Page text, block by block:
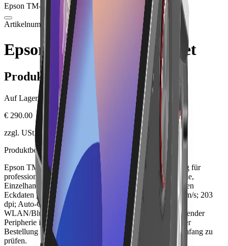
Epson TM-m30III Ethernet Bild folgt in Kürze
Artikelnummer: ETM-M3III-E Bondrucker
Epson TM-m30III Ethernet
Produktinformationen
Auf Lager.
€ 290.00
zzgl. USt., zzgl. Versandkosten
Produktbeschreibung
Epson TM-m30III Ethernet ist eine professionelle Lösung für
professionellen Belegdruck für Thekenkasse, Gastronomie,
Einzelhandel und mPOS-Arbeitsplätze. Zu den wichtigsten
Eckdaten gehören 58/80-mm-Thermodrucker; bis 300 mm/s; 203
dpi; Auto-Cutter; USB-C PD; Ethernet; je nach Variante
WLAN/Bluetooth; IPX2. Das Produkt lässt sich mit passender
Peripherie in einen Lonio-Arbeitsplatz integrieren. Vor der
Bestellung sind SKU, Variante, Anschlüsse und Lieferumfang zu
prüfen.